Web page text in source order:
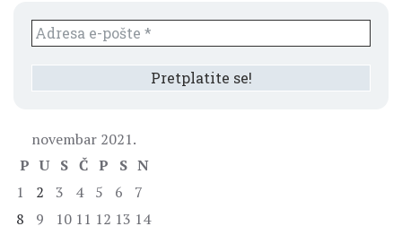
novembar 2021.
P U S Č P S N
1
2 3 4 5 6
7
8
9 10 11 12 13 14